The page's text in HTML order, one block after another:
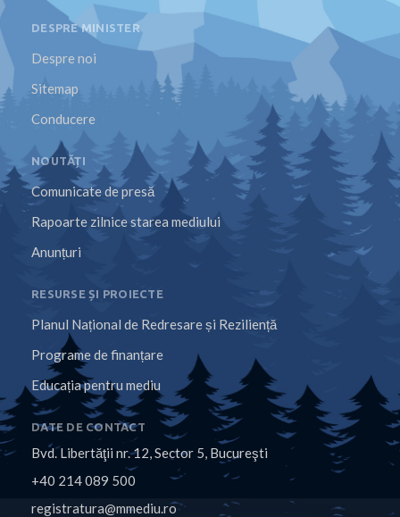
DESPRE MINISTER
Despre noi
Sitemap
Conducere
NOUTĂȚI
Comunicate de presă
Rapoarte zilnice starea mediului
Anunțuri
RESURSE ȘI PROIECTE
Planul Național de Redresare și Reziliență
Programe de finanțare
Educația pentru mediu
DATE DE CONTACT
Bvd. Libertăţii nr. 12, Sector 5, Bucureşti
+40 214 089 500
registratura@mmediu.ro